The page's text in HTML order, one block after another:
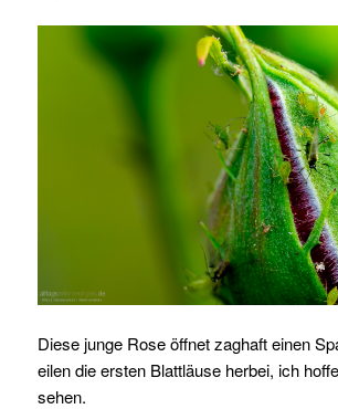
Diese junge Rose öffnet zaghaft einen
eilen die ersten Blattläuse herbei, ich
sehen.